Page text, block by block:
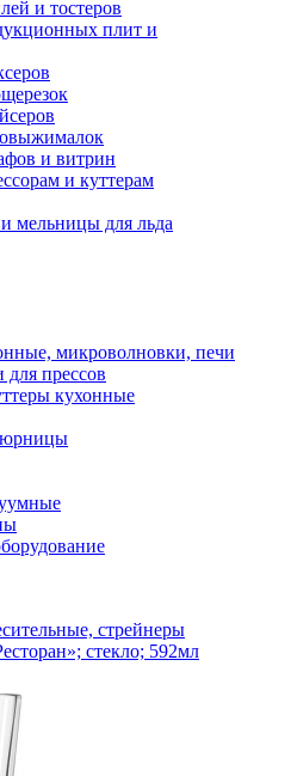
и тостеров
плит и
и витрин
и куттерам
мельницы для льда
микроволновки, печи
для прессов
кухонные
стрейнеры
стекло; 592мл